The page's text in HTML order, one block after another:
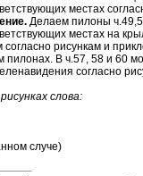
местах
Делаем пилоны
местах на
рисункам и
пилонах. В ч.57, 58 и 60
согласно
слова:
случе)